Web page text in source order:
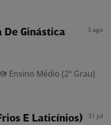
De Ginástica 3 ago
Ensino Médio (2º Grau)
E Laticínios)
31 jul